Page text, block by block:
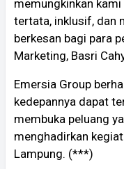
memungkinkan
tertata, inklusif, dan
berkesan bagi para
Marketing, Basri
Emersia Group
kedepannya dapat
membuka peluang
menghadirkan
Lampung. (***)